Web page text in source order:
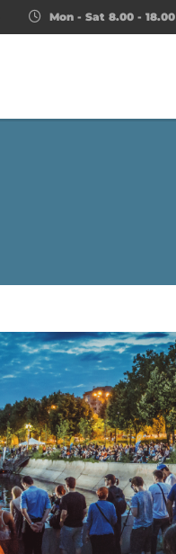
Mon - Sat 8.00 - 18.00